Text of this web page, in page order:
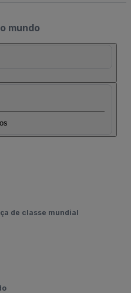
mundo
de classe mundial